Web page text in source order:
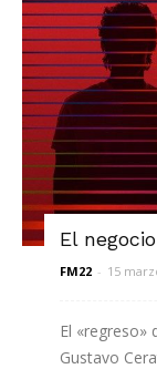
El
FM22 - 15
El «regreso»
Gustavo